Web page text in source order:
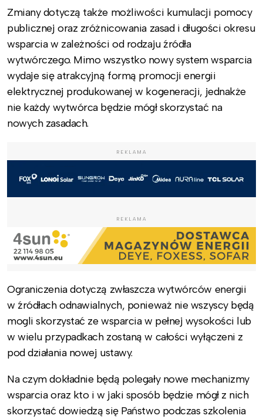
Zmiany dotyczą także możliwości kumulacji pomocy
publicznej oraz zróżnicowania zasad i długości okresu
wsparcia w zależności od rodzaju źródła
wytwórczego. Mimo wszystko nowy system wsparcia
wydaje się atrakcyjną formą promocji energii
elektrycznej produkowanej w kogeneracji, jednakże
nie każdy wytwórca będzie mógł skorzystać na
nowych zasadach.
REKLAMA
REKLAMA
Ograniczenia dotyczą zwłaszcza wytwórców energii
w źródłach odnawialnych, ponieważ nie wszyscy będą
mogli skorzystać ze wsparcia w pełnej wysokości lub
w wielu przypadkach zostaną w całości wyłączeni z
pod działania nowej ustawy.
Na czym dokładnie będą polegały nowe mechanizmy
wsparcia oraz kto i w jaki sposób będzie mógł z nich
skorzystać dowiedzą się Państwo podczas szkolenia